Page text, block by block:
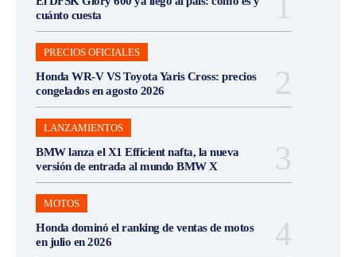
cuánto cuesta
PRECIOS OFICIALES
Honda WR-V VS Toyota Yaris Cross: precios
congelados en agosto 2026
LANZAMIENTOS
BMW lanza el X1 Efficient nafta, la nueva
versión de entrada al mundo BMW X
MOTOS
Honda dominó el ranking de ventas de motos
en julio en 2026